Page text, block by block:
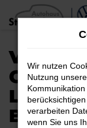
Zum
Hauptinhalt
VWWir nutzen
Nutzung
verarbeiten
wenn Sie uns